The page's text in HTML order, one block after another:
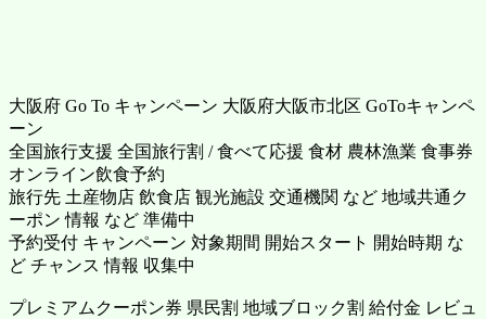
大阪府 Go To キャンペーン 大阪府大阪市北区 GoToキャンペ
ーン
全国旅行支援 全国旅行割 / 食べて応援 食材 農林漁業 食事券
オンライン飲食予約
旅行先 土産物店 飲食店 観光施設 交通機関 など 地域共通ク
ーポン 情報 など 準備中
予約受付 キャンペーン 対象期間 開始スタート 開始時期 な
ど チャンス 情報 収集中
プレミアムクーポン券 県民割 地域ブロック割 給付金 レビュ